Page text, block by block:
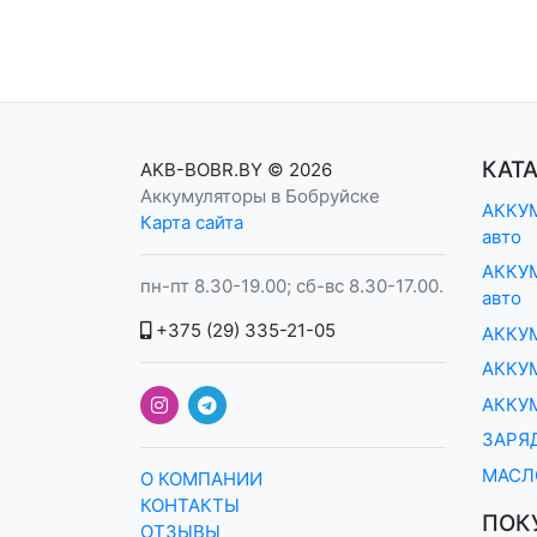
AKB-BOBR.BY © 2026
Аккумуляторы в Бобруйске
Карта сайта
пн-пт 8.30-19.00; сб-вс 8.30-17.00.
+375 (29) 335-21-05
О КОМПАНИИ
КОНТАКТЫ
ОТЗЫВЫ
авто
авто